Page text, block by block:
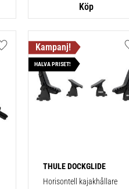
Lägg till i favoriter
THULE DOCKGLIDE
Horisontell kajakhållare
HALVA PRISET!